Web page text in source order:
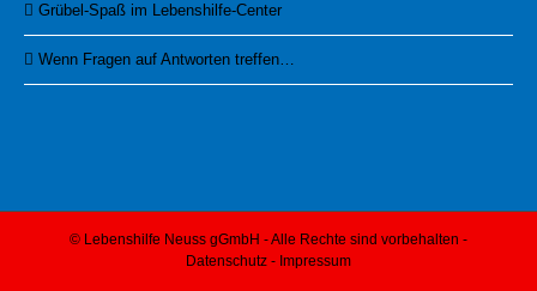
Grübel-Spaß im Lebenshilfe-Center
Wenn Fragen auf Antworten treffen…
© Lebenshilfe Neuss gGmbH - Alle Rechte sind vorbehalten -
Datenschutz - Impressum